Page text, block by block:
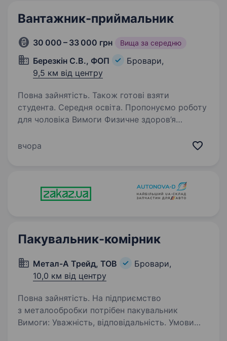
Вантажник-приймальник
30 000 – 33 000 грн Вища за середню
Березкін С.В., ФОП
Бровари,
9,5 км від центру
Повна зайнятість. Також готові взяти
студента. Середня освіта. Пропонуємо роботу
для чоловіка Вимоги Физичне здоров’я
Розвантаження-завантаження вантажів Умови
вчора
Пакувальник-комірник
Метал-А Трейд, ТОВ
Бровари,
10,0 км від центру
Повна зайнятість. На підприємство
з металообробки потрібен пакувальник
Вимоги: Уважність, відповідальність. Умови